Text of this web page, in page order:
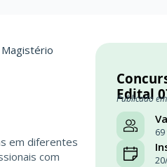
em diferentes
com
Edital
Publicado